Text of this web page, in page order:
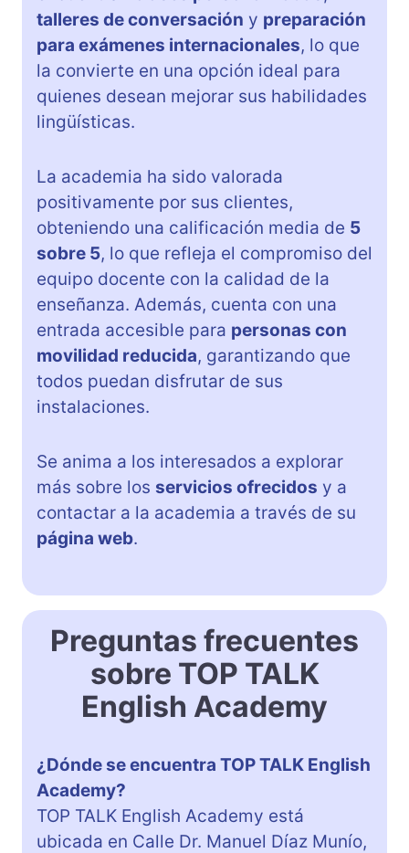
talleres de conversación y preparación
para exámenes internacionales, lo que
la convierte en una opción ideal para
quienes desean mejorar sus habilidades
lingüísticas.
La academia ha sido valorada
positivamente por sus clientes,
obteniendo una calificación media de 5
sobre 5, lo que refleja el compromiso del
equipo docente con la calidad de la
enseñanza. Además, cuenta con una
entrada accesible para personas con
movilidad reducida, garantizando que
todos puedan disfrutar de sus
instalaciones.
Se anima a los interesados a explorar
más sobre los servicios ofrecidos y a
contactar a la academia a través de su
página web.
Preguntas frecuentes
sobre TOP TALK
English Academy
¿Dónde se encuentra TOP TALK English
Academy?
TOP TALK English Academy está
ubicada en Calle Dr. Manuel Díaz Munío,